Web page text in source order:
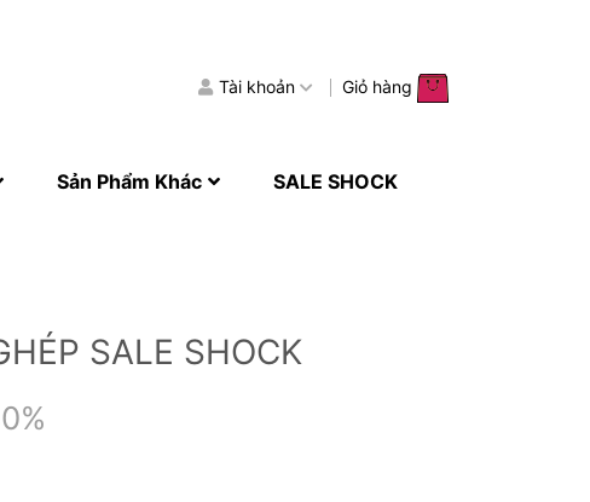
Tài khoản Giỏ hàng
Sản Phẩm Khác SALE SHOCK
SALE SHOCK